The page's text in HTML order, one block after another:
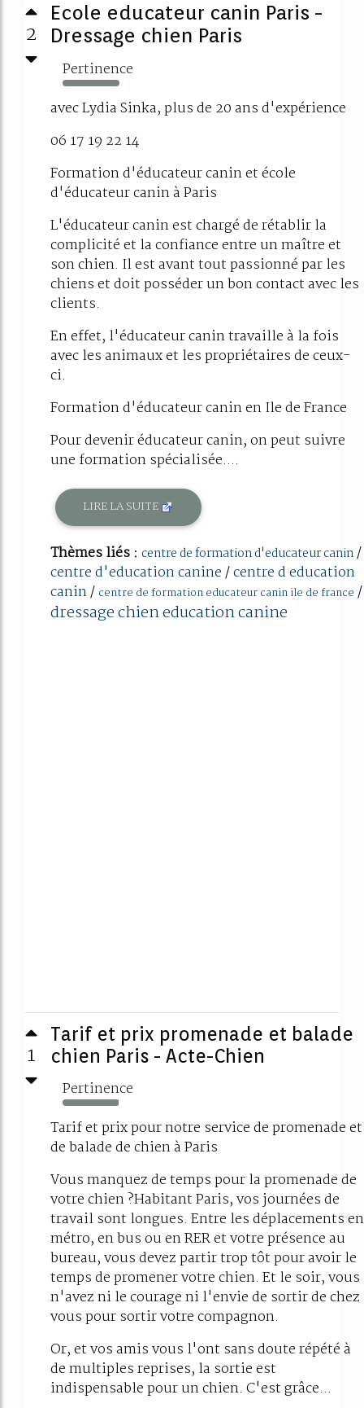
2
Ecole educateur canin Paris -
Dressage chien Paris
Pertinence
324%
avec Lydia Sinka, plus de 20 ans d'expérience
06 17 19 22 14
Formation d'éducateur canin et école
d'éducateur canin à Paris
L'éducateur canin est chargé de rétablir la
complicité et la confiance entre un maître et
son chien. Il est avant tout passionné par les
chiens et doit posséder un bon contact avec les
clients.
En effet, l'éducateur canin travaille à la fois
avec les animaux et les propriétaires de ceux-
ci.
Formation d'éducateur canin en Ile de France
Pour devenir éducateur canin, on peut suivre
une formation spécialisée....
LIRE LA SUITE
Thèmes liés : centre de formation d'educateur canin/
centre d'education canine/centre d education
canin/ centre de formation educateur canin ile de france /
dressage chien education canine
1
Tarif et prix promenade et balade
chien Paris - Acte-Chien
Pertinence
98%
Tarif et prix pour notre service de promenade et
de balade de chien à Paris
Vous manquez de temps pour la promenade de
votre chien ?Habitant Paris, vos journées de
travail sont longues. Entre les déplacements en
métro, en bus ou en RER et votre présence au
bureau, vous devez partir trop tôt pour avoir le
temps de promener votre chien. Et le soir, vous
n'avez ni le courage ni l'envie de sortir de chez
vous pour sortir votre compagnon.
Or, et vos amis vous l'ont sans doute répété à
de multiples reprises, la sortie est
indispensable pour un chien. C'est grâce...